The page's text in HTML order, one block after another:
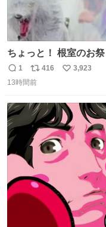
ちょっと！ 根室のお
返
信
1
リ
ポ
ト
数
416
い
数
3,923
13時間前